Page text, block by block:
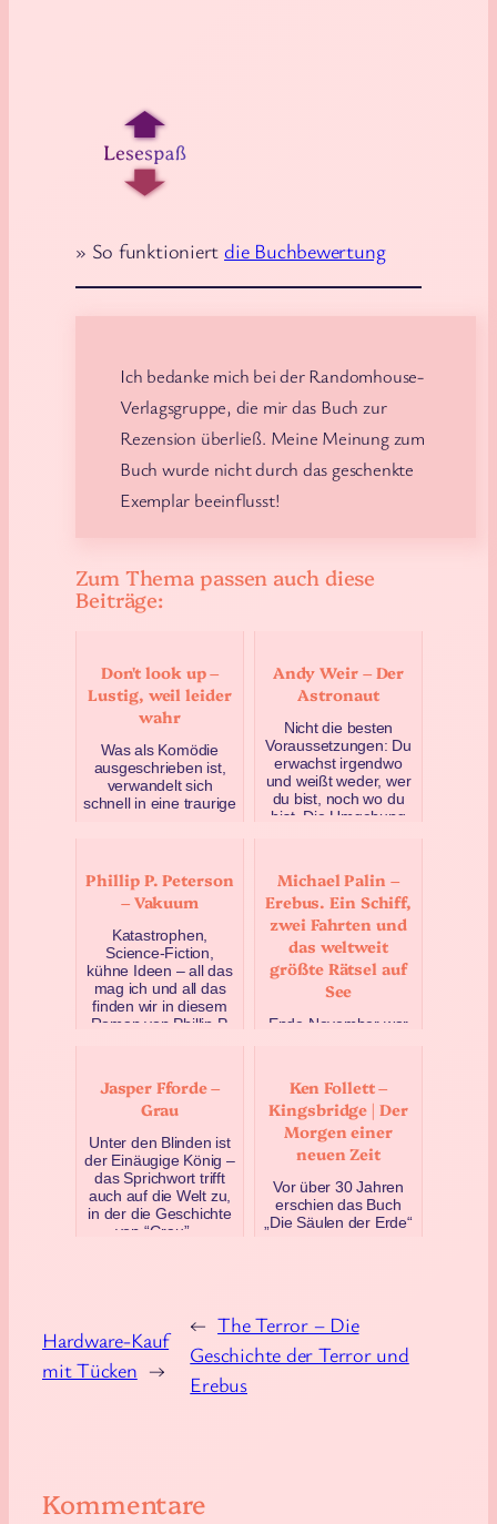
» So funktioniertdie Buchbewertung
Ich bedanke mich bei der Randomhouse-
Verlagsgruppe, die mir das Buch zur
Rezension überließ. Meine Meinung zum
Buch wurde nicht durch das geschenkte
Exemplar beeinflusst!
Zum Thema passen auch diese
Beiträge:
Jasper Fforde –
Grau
Unter den Blinden ist
der Einäugige König –
das Sprichwort trifft
auch auf die Welt zu,
in der die Geschichte
von “Grau”…
Michael Palin –
Erebus. Ein Schiff,
zwei Fahrten und
das weltweit
größte Rätsel auf
See
Ende November war
einen Termin – Info
folgt – und wir war…
Dezember 21, 2022
Ken Follett –
Kingsbridge | Der
Morgen einer
neuen Zeit
Vor über 30 Jahren
erschien das Buch
„Die Säulen der Erde“
Don't look up –
Lustig, weil leider
wahr
Was als Komödie
ausgeschrieben ist,
verwandelt sich
schnell in eine traurige
Dezember 28, 2021
Andy Weir – Der
Astronaut
Nicht die besten
Voraussetzungen: Du
erwachst irgendwo
und weißt weder, wer
du bist, noch wo du
bist. Die Umgebung
Phillip P. Peterson
– Vakuum
Katastrophen,
Science-Fiction,
kühne Ideen – all das
mag ich und all das
finden wir in diesem
Roman von Phillip P.
← The Terror – Die
Geschichte der Terror und
Erebus
Hardware-Kauf
mit Tücken →
Kommentare